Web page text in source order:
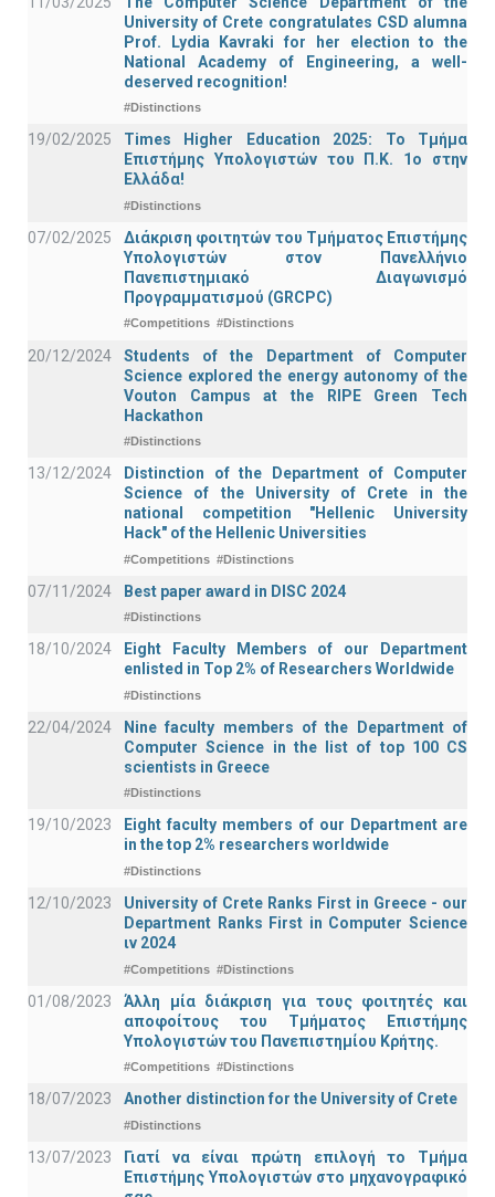
University of Crete congratulates CSD alumna
Prof. Lydia Kavraki for her election to the
National Academy of Engineering, a well-
deserved recognition!
#Distinctions
19/02/2025
Times Higher Education 2025: Το Τμήμα
Επιστήμης Υπολογιστών του Π.Κ. 1ο στην
Ελλάδα!
#Distinctions
07/02/2025
Διάκριση φοιτητών του Τμήματος Επιστήμης
Υπολογιστών στον Πανελλήνιο
Πανεπιστημιακό Διαγωνισμό
Προγραμματισμού (GRCPC)
#Competitions #Distinctions
20/12/2024
Students of the Department of Computer
Science explored the energy autonomy of the
Vouton Campus at the RIPE Green Tech
Hackathon
#Distinctions
13/12/2024
Distinction of the Department of Computer
Science of the University of Crete in the
national competition "Hellenic University
Hack" of the Hellenic Universities
#Competitions #Distinctions
07/11/2024 Best paper award in DISC 2024
#Distinctions
18/10/2024
Eight Faculty Members of our Department
enlisted in Top 2% of Researchers Worldwide
#Distinctions
22/04/2024
Nine faculty members of the Department of
Computer Science in the list of top 100 CS
scientists in Greece
#Distinctions
19/10/2023
Eight faculty members of our Department are
in the top 2% researchers worldwide
#Distinctions
12/10/2023
University of Crete Ranks First in Greece - our
Department Ranks First in Computer Science
ιν 2024
#Competitions #Distinctions
01/08/2023
Άλλη μία διάκριση για τους φοιτητές και
αποφοίτους του Τμήματος Επιστήμης
Υπολογιστών του Πανεπιστημίου Κρήτης.
#Competitions #Distinctions
18/07/2023 Another distinction for the University of Crete
#Distinctions
13/07/2023
Γιατί να είναι πρώτη επιλογή το Τμήμα
Επιστήμης Υπολογιστών στο μηχανογραφικό